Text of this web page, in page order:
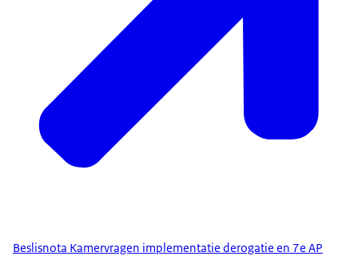
Beslisnota Kamervragen implementatie derogatie en 7e AP